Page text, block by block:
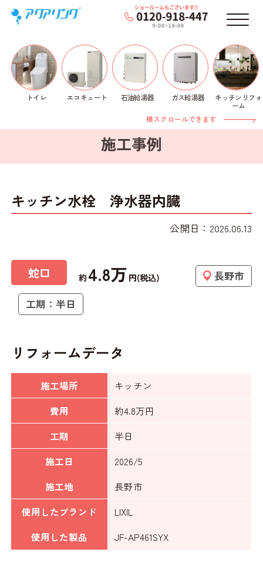
メニ
トイレ エコキュート 石油給湯器 ガス給湯器
キッチンリフォ
ーム
横スクロールできます
ホーム > 施工事例>蛇口> キッチン水栓 浄水器内
施工事例
キッチン水栓 浄水器内臓
公開日：2026.06.13
蛇口 約4.8万 円(税込) 長野市
工期：半日
リフォームデータ
施工場所
キッチン
費用
約4.8万円
工期
半日
施工日
2026/5
施工地
長野市
使用したブランド
LIXIL
使用した製品
JF-AP461SYX